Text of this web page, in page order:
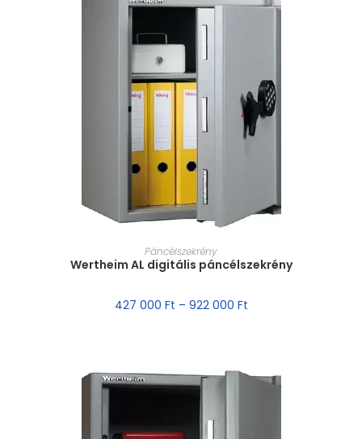
MÉRET VÁLASZTÁSA
Páncélszekrény
Wertheim AL digitális páncélszekrény
427 000 Ft – 922 000 Ft